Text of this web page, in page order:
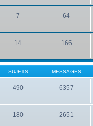
7 64
14 166
SUJETS MESSAGES
490 6357
180 2651